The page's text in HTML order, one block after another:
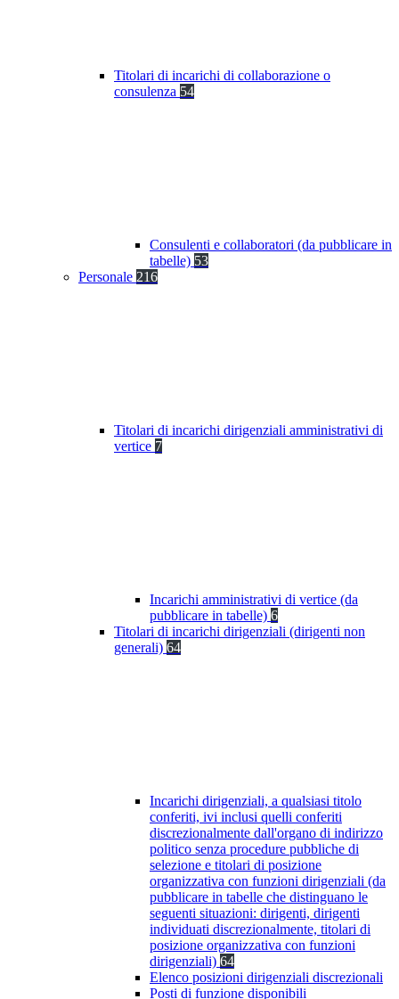
Titolari di incarichi di collaborazione o
consulenza 54
Consulenti e collaboratori (da pubblicare in
tabelle) 53
Personale 216
Titolari di incarichi dirigenziali amministrativi di
vertice 7
Incarichi amministrativi di vertice (da
pubblicare in tabelle) 6
Titolari di incarichi dirigenziali (dirigenti non
generali) 64
Incarichi dirigenziali, a qualsiasi titolo
conferiti, ivi inclusi quelli conferiti
discrezionalmente dall'organo di indirizzo
politico senza procedure pubbliche di
selezione e titolari di posizione
organizzativa con funzioni dirigenziali (da
pubblicare in tabelle che distinguano le
seguenti situazioni: dirigenti, dirigenti
individuati discrezionalmente, titolari di
posizione organizzativa con funzioni
dirigenziali) 64
Elenco posizioni dirigenziali discrezionali
Posti di funzione disponibili